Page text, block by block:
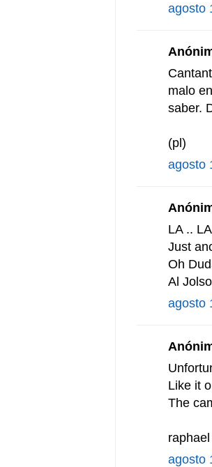
agosto
malo
saber.
(pl)
agosto
LA ..
Just
Oh
Al
agosto
Like it
The
agosto